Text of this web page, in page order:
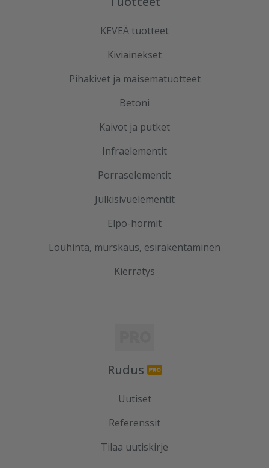
KEVEÄ tuotteet
Kiviainekset
Pihakivet ja maisematuotteet
Betoni
Kaivot ja putket
Infraelementit
Porraselementit
Julkisivuelementit
Elpo-hormit
Louhinta, murskaus, esirakentaminen
Kierrätys
Rudus
Uutiset
Referenssit
Tilaa uutiskirje